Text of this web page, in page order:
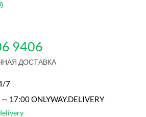
9406
ДОСТАВКА
7
17:00 ONLYWAY.DELIVERY